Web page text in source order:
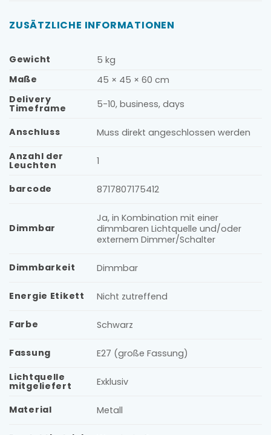
ZUSÄTZLICHE INFORMATIONEN
Gewicht
5 kg
Maße
45 × 45 × 60 cm
Delivery
Timeframe 5-10, business, days
Anschluss
Muss direkt angeschlossen werden
Anzahl der
Leuchten 1
barcode 8717807175412
Dimmbar
Ja, in Kombination mit einer
dimmbaren Lichtquelle und/oder
externem Dimmer/Schalter
Dimmbarkeit Dimmbar
Energie Etikett Nicht zutreffend
Farbe Schwarz
Fassung
E27 (große Fassung)
Lichtquelle
mitgeliefert Exklusiv
Material Metall